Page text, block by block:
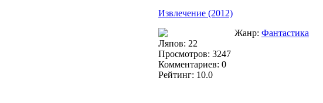
Извлечение (2012)
Жанр: Фантастика
Ляпов: 22
Просмотров: 3247
Комментариев: 0
Рейтинг: 10.0